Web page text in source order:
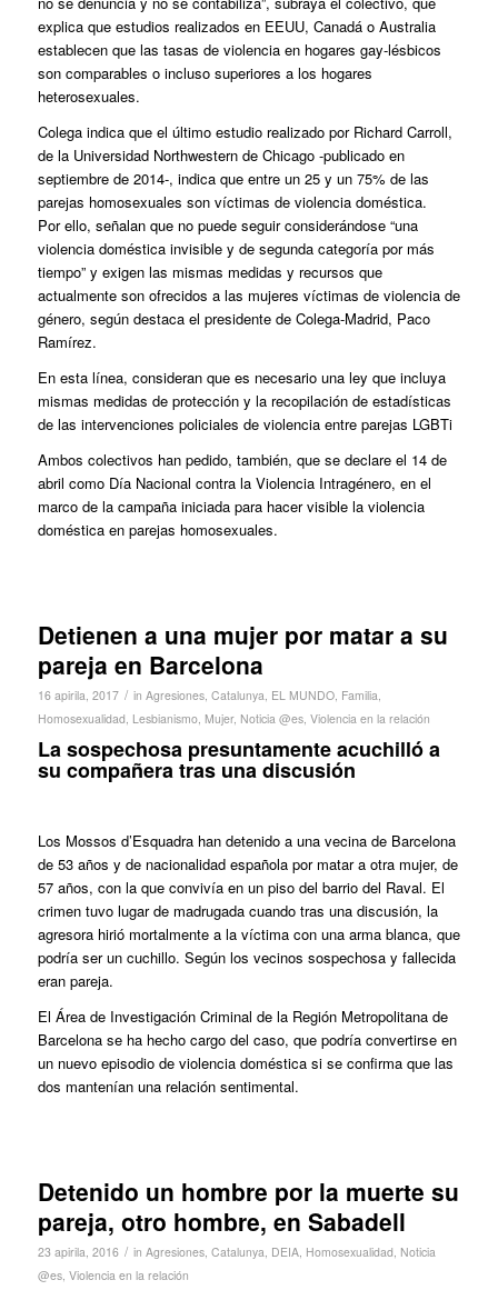
explica que estudios realizados en EEUU, Canadá o Australia
establecen que las tasas de violencia en hogares gay-lésbicos
son comparables o incluso superiores a los hogares
heterosexuales.
Colega indica que el último estudio realizado por Richard Carroll,
de la Universidad Northwestern de Chicago -publicado en
septiembre de 2014-, indica que entre un 25 y un 75% de las
parejas homosexuales son víctimas de violencia doméstica.
Por ello, señalan que no puede seguir considerándose “una
violencia doméstica invisible y de segunda categoría por más
tiempo” y exigen las mismas medidas y recursos que
actualmente son ofrecidos a las mujeres víctimas de violencia de
género, según destaca el presidente de Colega-Madrid, Paco
Ramírez.
En esta línea, consideran que es necesario una ley que incluya
mismas medidas de protección y la recopilación de estadísticas
de las intervenciones policiales de violencia entre parejas LGBTi
Ambos colectivos han pedido, también, que se declare el 14 de
abril como Día Nacional contra la Violencia Intragénero, en el
marco de la campaña iniciada para hacer visible la violencia
doméstica en parejas homosexuales.
Detienen a una mujer por matar a su
pareja en Barcelona
16 apirila, 2017 / in Agresiones, Catalunya, EL MUNDO, Familia,
Homosexualidad, Lesbianismo, Mujer, Noticia @es, Violencia en la relación
La sospechosa presuntamente acuchilló a
su compañera tras una discusión
Los Mossos d’Esquadra han detenido a una vecina de Barcelona
de 53 años y de nacionalidad española por matar a otra mujer, de
57 años, con la que convivía en un piso del barrio del Raval. El
crimen tuvo lugar de madrugada cuando tras una discusión, la
agresora hirió mortalmente a la víctima con una arma blanca, que
podría ser un cuchillo. Según los vecinos sospechosa y fallecida
eran pareja.
El Área de Investigación Criminal de la Región Metropolitana de
Barcelona se ha hecho cargo del caso, que podría convertirse en
un nuevo episodio de violencia doméstica si se confirma que las
dos mantenían una relación sentimental.
Detenido un hombre por la muerte su
pareja, otro hombre, en Sabadell
23 apirila, 2016 / in Agresiones, Catalunya, DEIA, Homosexualidad, Noticia
@es, Violencia en la relación